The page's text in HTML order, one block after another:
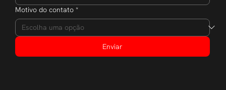
Motivo do contato *
Enviar